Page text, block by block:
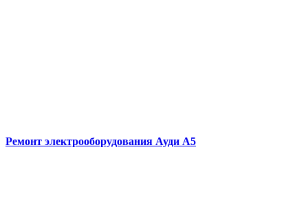
Ремонт электрооборудования Ауди А5